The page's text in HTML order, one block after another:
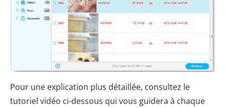
Pour une explication plus détaillée, consultez le
tutoriel vidéo ci-dessous qui vous guidera à chaque